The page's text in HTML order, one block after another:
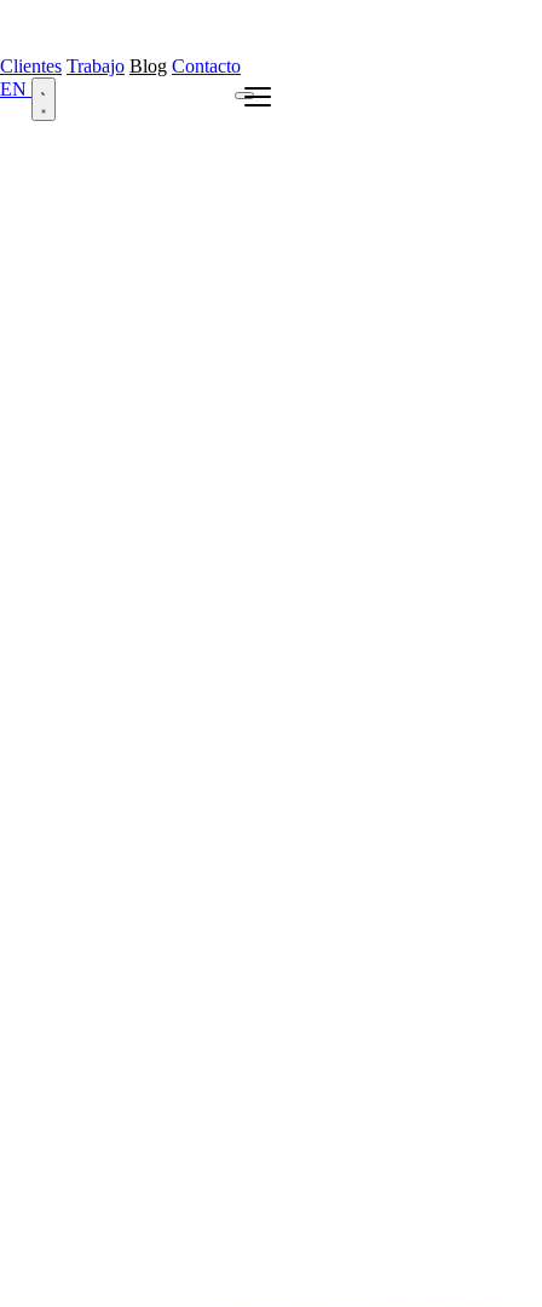
Clientes Trabajo Blog Contacto
EN